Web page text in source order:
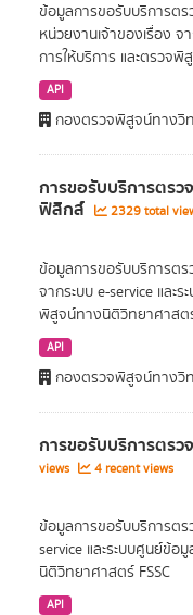
ข้อมูลการขอรับบริการตร
หน่วยงานเจ้าของเรื่อง จ
การให้บริการ และตรวจ
API
กองตรวจพิสูจน์ทางวิ
การขอรับบริการตร
ฟิสิกส์ 2329 total
ข้อมูลการขอรับบริการต
จากระบบ e-service และ
พิสูจน์ทางนิติวิทยาศาสต
API
กองตรวจพิสูจน์ทางวิ
การขอรับบริการตร
views
4 recent views
ข้อมูลการขอรับบริการต
service และระบบศูนย์ข้อ
นิติวิทยาศาสตร์ FSSC
API